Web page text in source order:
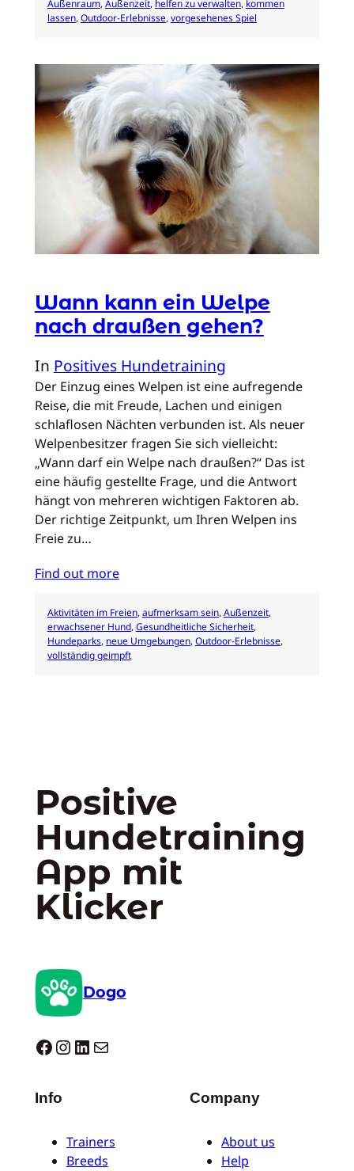
Außenraum, Außenzeit, helfen zu verwalten, kommen
lassen, Outdoor-Erlebnisse, vorgesehenes Spiel
Wann kann ein Welpe
nach draußen gehen?
In Positives Hundetraining
Der Einzug eines Welpen ist eine aufregende
Reise, die mit Freude, Lachen und einigen
schlaflosen Nächten verbunden ist. Als neuer
Welpenbesitzer fragen Sie sich vielleicht:
„Wann darf ein Welpe nach draußen?“ Das ist
eine häufig gestellte Frage, und die Antwort
hängt von mehreren wichtigen Faktoren ab.
Der richtige Zeitpunkt, um Ihren Welpen ins
Freie zu…
Find out more
Aktivitäten im Freien, aufmerksam sein, Außenzeit
erwachsener Hund, Gesundheitliche Sicherheit
Hundeparks, neue Umgebungen, Outdoor-Erlebnisse
vollständig geimpft
Positive
Hundetraining
App mit
Klicker
Dogo
Dogo facebook InstagramLinkedIn E-Mail
Info
Trainers
Breeds
Company
About us
Help